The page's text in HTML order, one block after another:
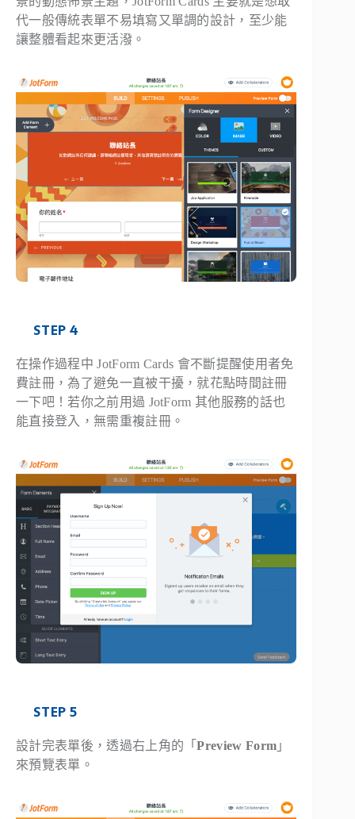
代一般傳統表單不易填寫又單調的設計，至少能
讓整體看起來更活潑。
STEP 4
在操作過程中 JotForm Cards 會不斷提醒使用者免
費註冊，為了避免一直被干擾，就花點時間註冊
一下吧！若你之前用過 JotForm 其他服務的話也
能直接登入，無需重複註冊。
STEP 5
設計完表單後，透過右上角的「Preview Form 」
來預覽表單。